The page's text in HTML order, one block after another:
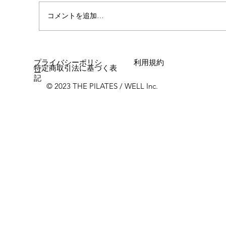
コメントを追加…
© 2023 THE PILATES / WELL Inc.
プライバシーポリシ
ー
利用規約
特定商取引法に基づく表
記